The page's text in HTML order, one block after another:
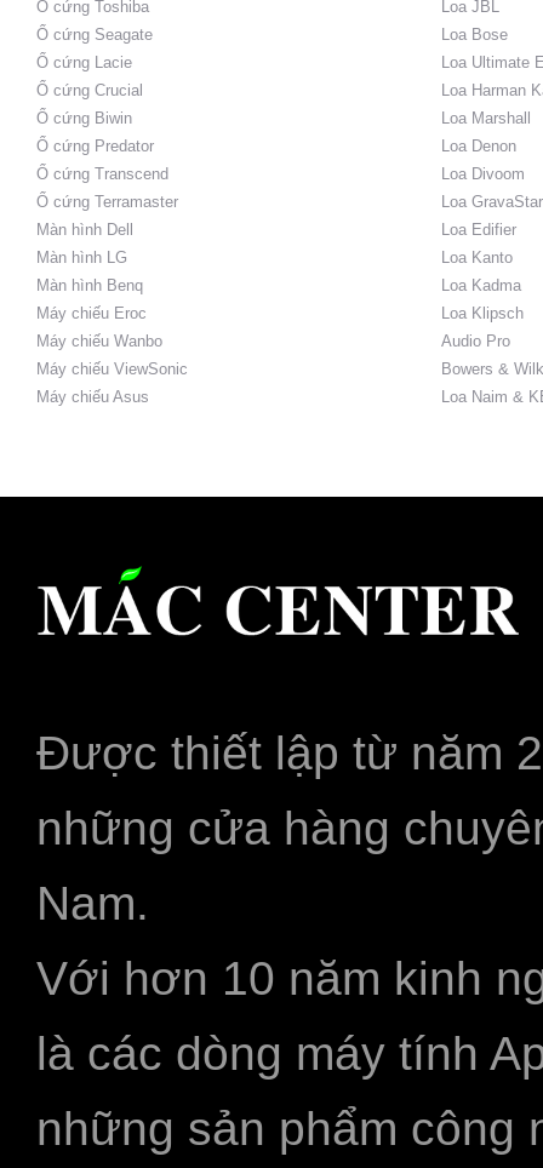
Ổ cứng Toshiba
Ổ cứng Seagate
Ổ cứng Lacie
Ổ cứng Crucial
Ổ cứng Biwin
Ổ cứng Predator
Ổ cứng Transcend
Ổ cứng Terramaster
Màn hình Dell
Màn hình LG
Màn hình Benq
Máy chiếu Eroc
Máy chiếu Wanbo
Máy chiếu ViewSonic
Máy chiếu Asus
Loa JBL
Loa Bose
Loa Ultimate
Loa Harman
Loa Marshall
Loa Denon
Loa Divoom
Loa GravaStar
Loa Edifier
Loa Kanto
Loa Kadma
Loa Klipsch
Audio Pro
Bowers &
Loa Naim &
Được thiết lập từ năm
những cửa hàng
Nam.
Với hơn 10 năm kinh
là các dòng máy tính
những sản phẩm công